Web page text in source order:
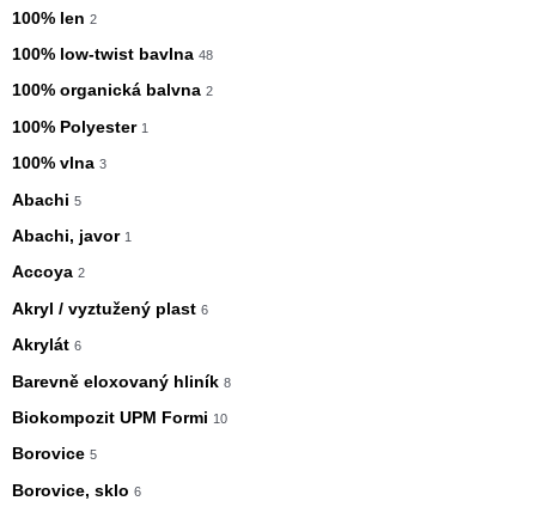
100% len 2
100% low-twist bavlna 48
100% organická balvna 2
100% Polyester 1
100% vlna 3
Abachi 5
Abachi, javor 1
Accoya 2
Akryl / vyztužený plast 6
Akrylát 6
Barevně eloxovaný hliník 8
Biokompozit UPM Formi 10
Borovice 5
Borovice, sklo 6